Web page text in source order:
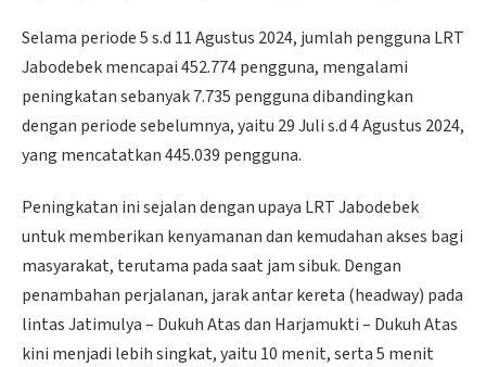
Selama periode 5 s.d 11 Agustus 2024, jumlah pengguna LRT
Jabodebek mencapai 452.774 pengguna, mengalami
peningkatan sebanyak 7.735 pengguna dibandingkan
dengan periode sebelumnya, yaitu 29 Juli s.d 4 Agustus 2024,
yang mencatatkan 445.039 pengguna.
Peningkatan ini sejalan dengan upaya LRT Jabodebek
untuk memberikan kenyamanan dan kemudahan akses bagi
masyarakat, terutama pada saat jam sibuk. Dengan
penambahan perjalanan, jarak antar kereta (headway) pada
lintas Jatimulya – Dukuh Atas dan Harjamukti – Dukuh Atas
kini menjadi lebih singkat, yaitu 10 menit, serta 5 menit